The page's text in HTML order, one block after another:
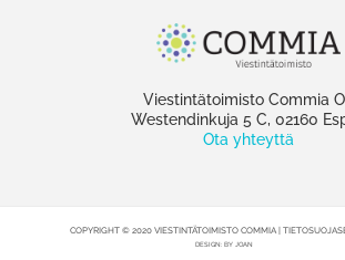
Viestintätoimisto Commia
Westendinkuja 5 C, 02160
Ota yhteyttä
COPYRIGHT © 2020 VIESTINTÄTOIMISTO COMMIA |
DESIGN: BY JOAN